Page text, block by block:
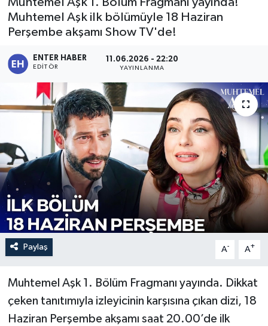
Muhtemel Aşk ilk bölümüyle 18 Haziran
Perşembe akşamı Show TV'de!
ENTER HABER
EDITÖR
11.06.2026 - 22:20
YAYINLANMA
Paylaş A- A+
Muhtemel Aşk 1. Bölüm Fragmanı yayında. Dikkat
çeken tanıtımıyla izleyicinin karşısına çıkan dizi, 18
Haziran Perşembe akşamı saat 20.00’de ilk
SPOR
FRAGMANLAR